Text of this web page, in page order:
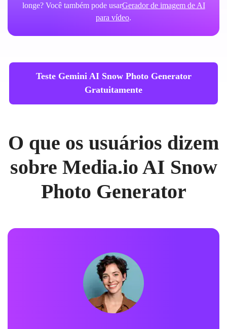
longe? Você também pode usarGerador de imagem de AI
para vídeo.
Teste Gemini AI Snow Photo Generator
Gratuitamente
O que os usuários dizem
sobre Media.io AI Snow
Photo Generator